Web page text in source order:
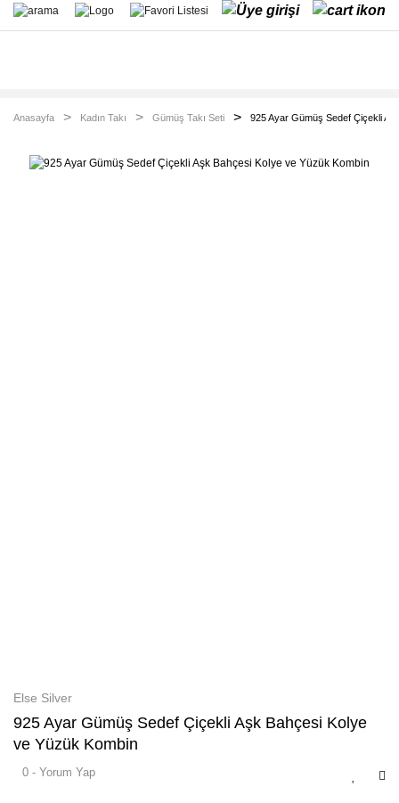
Anasayfa Kadın Takı Gümüş Takı Seti 925 Ayar Gümüş Sedef Çiçekli
Else Silver
925 Ayar Gümüş Sedef Çiçekli Aşk Bahçesi Kolye
ve Yüzük Kombin
0 - Yorum Yap